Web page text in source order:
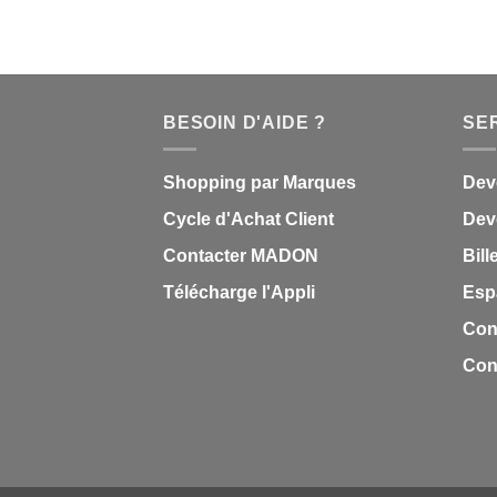
BESOIN D'AIDE ?
Shopping par Marques
Cycle d'Achat Client
Contacter MADON
Télécharge l'Appli